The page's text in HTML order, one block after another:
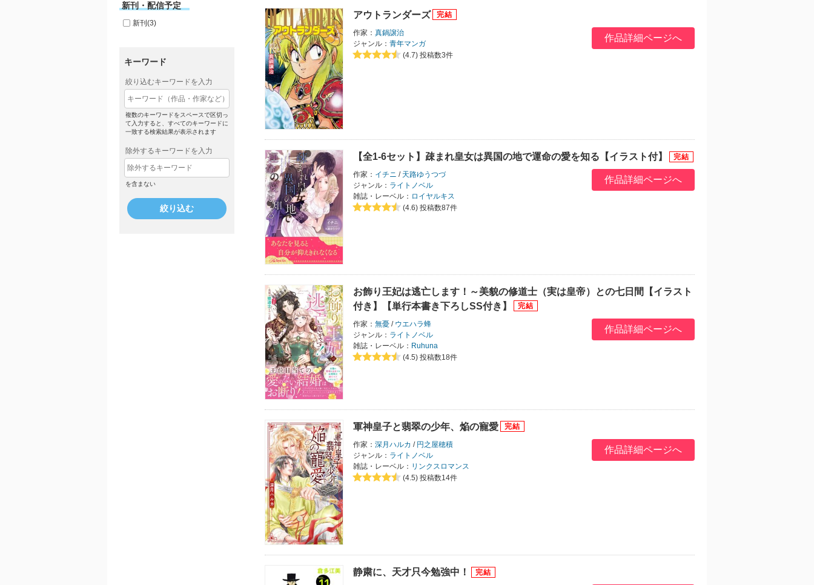
新刊・配信予定
新刊(3)
キーワード
絞り込むキーワードを入力
複数のキーワードをスペースで区切っ
て入力すると、すべてのキーワードに
一致する検索結果が表示されます
除外するキーワードを入力
を含まない
絞り込む
アウトランダーズ
作家： 真鍋譲治
ジャンル： 青年マンガ
(4.7) 投稿数3件
作品詳細ページへ
【全1-6セット】疎まれ皇女は異国の地で運命の愛を知る【イラスト付】
作家： イチニ / 天路ゆうつづ
ジャンル： ライトノベル
雑誌・レーベル： ロイヤルキス
(4.6) 投稿数87件
作品詳細ページへ
お飾り王妃は逃亡します！～美貌の修道士（実は皇帝）との七日間【イラスト
付き】【単行本書き下ろしSS付き】
作家： 無憂 / ウエハラ蜂
ジャンル： ライトノベル
雑誌・レーベル： Ruhuna
(4.5) 投稿数18件
作品詳細ページへ
軍神皇子と翡翠の少年、焔の寵愛
作家： 深月ハルカ / 円之屋穂積
ジャンル： ライトノベル
雑誌・レーベル： リンクスロマンス
(4.5) 投稿数14件
作品詳細ページへ
静粛に、天才只今勉強中！